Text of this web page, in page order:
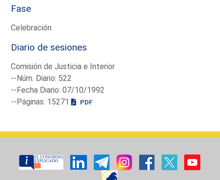
Fase
Celebración
Diario de sesiones
Comisión de Justicia e Interior
--Núm. Diario: 522
--Fecha Diario: 07/10/1992
--Páginas: 15271
PDF